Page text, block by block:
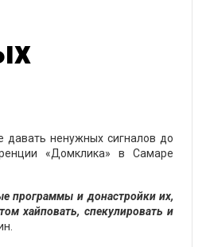
давать ненужных сигналов до
«Домклика» в Самаре
программы и донастройки их,
хайповать, спекулировать и